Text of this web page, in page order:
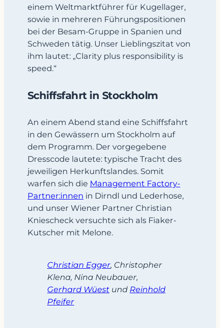
einem Weltmarktführer für Kugellager,
sowie in mehreren Führungspositionen
bei der Besam-Gruppe in Spanien und
Schweden tätig. Unser Lieblingszitat von
ihm lautet: „Clarity plus responsibility is
speed.“
Schiffsfahrt in Stockholm
An einem Abend stand eine Schiffsfahrt
in den Gewässern um Stockholm auf
dem Programm. Der vorgegebene
Dresscode lautete: typische Tracht des
jeweiligen Herkunftslandes. Somit
warfen sich die Management Factory-
Partner:innen in Dirndl und Lederhose,
und unser Wiener Partner Christian
Kniescheck versuchte sich als Fiaker-
Kutscher mit Melone.
Christian Egger, Christopher
Klena, Nina Neubauer,
Gerhard Wüest und Reinhold
Pfeifer